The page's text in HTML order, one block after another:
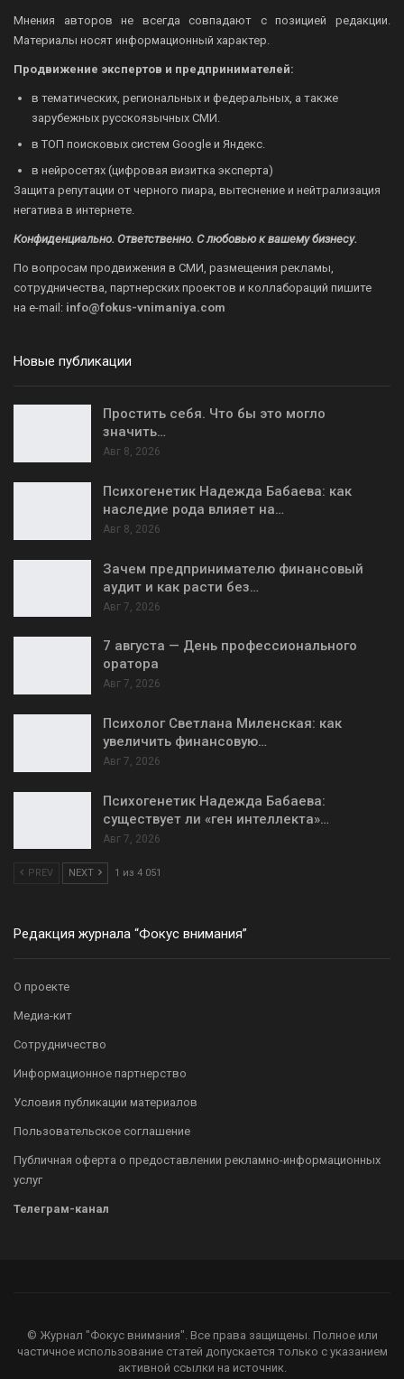
Мнения авторов не всегда совпадают с позицией редакции.
Материалы носят информационный характер.
Продвижение экспертов и предпринимателей:
в тематических, региональных и федеральных, а также
зарубежных русскоязычных СМИ.
в ТОП поисковых систем Google и Яндекс.
в нейросетях (цифровая визитка эксперта)
Защита репутации от черного пиара, вытеснение и нейтрализация
негатива в интернете.
Конфиденциально. Ответственно. С любовью к вашему бизнесу.
По вопросам продвижения в СМИ, размещения рекламы,
сотрудничества, партнерских проектов и коллабораций пишите
на e-mail: info@fokus-vnimaniya.com
Новые публикации
Простить себя. Что бы это могло
значить…
Авг 8, 2026
Психогенетик Надежда Бабаева: как
наследие рода влияет на…
Авг 8, 2026
Зачем предпринимателю финансовый
аудит и как расти без…
Авг 7, 2026
7 августа — День профессионального
оратора
Авг 7, 2026
Психолог Светлана Миленская: как
увеличить финансовую…
Авг 7, 2026
Психогенетик Надежда Бабаева:
существует ли «ген интеллекта»…
Авг 7, 2026
PREV NEXT 1 из 4 051
Редакция журнала “Фокус внимания”
О проекте
Медиа-кит
Сотрудничество
Информационное партнерство
Условия публикации материалов
Пользовательское соглашение
Публичная оферта о предоставлении рекламно-информационных
услуг
Телеграм-канал
© Журнал "Фокус внимания". Все права защищены. Полное или
частичное использование статей допускается только с указанием
активной ссылки на источник.